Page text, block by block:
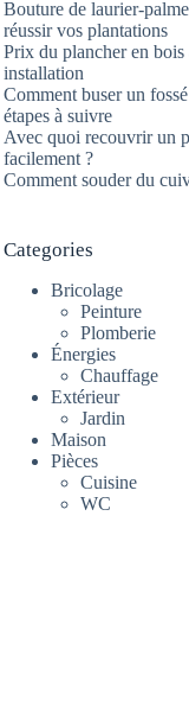
Bouture de laurier-
réussir vos plantations
Prix du plancher en
installation
Comment buser un
étapes à suivre
Avec quoi recouvrir un
facilement ?
Comment souder du
Categories
Bricolage
Peinture
Plomberie
Énergies
Chauffage
Extérieur
Jardin
Maison
Pièces
Cuisine
WC